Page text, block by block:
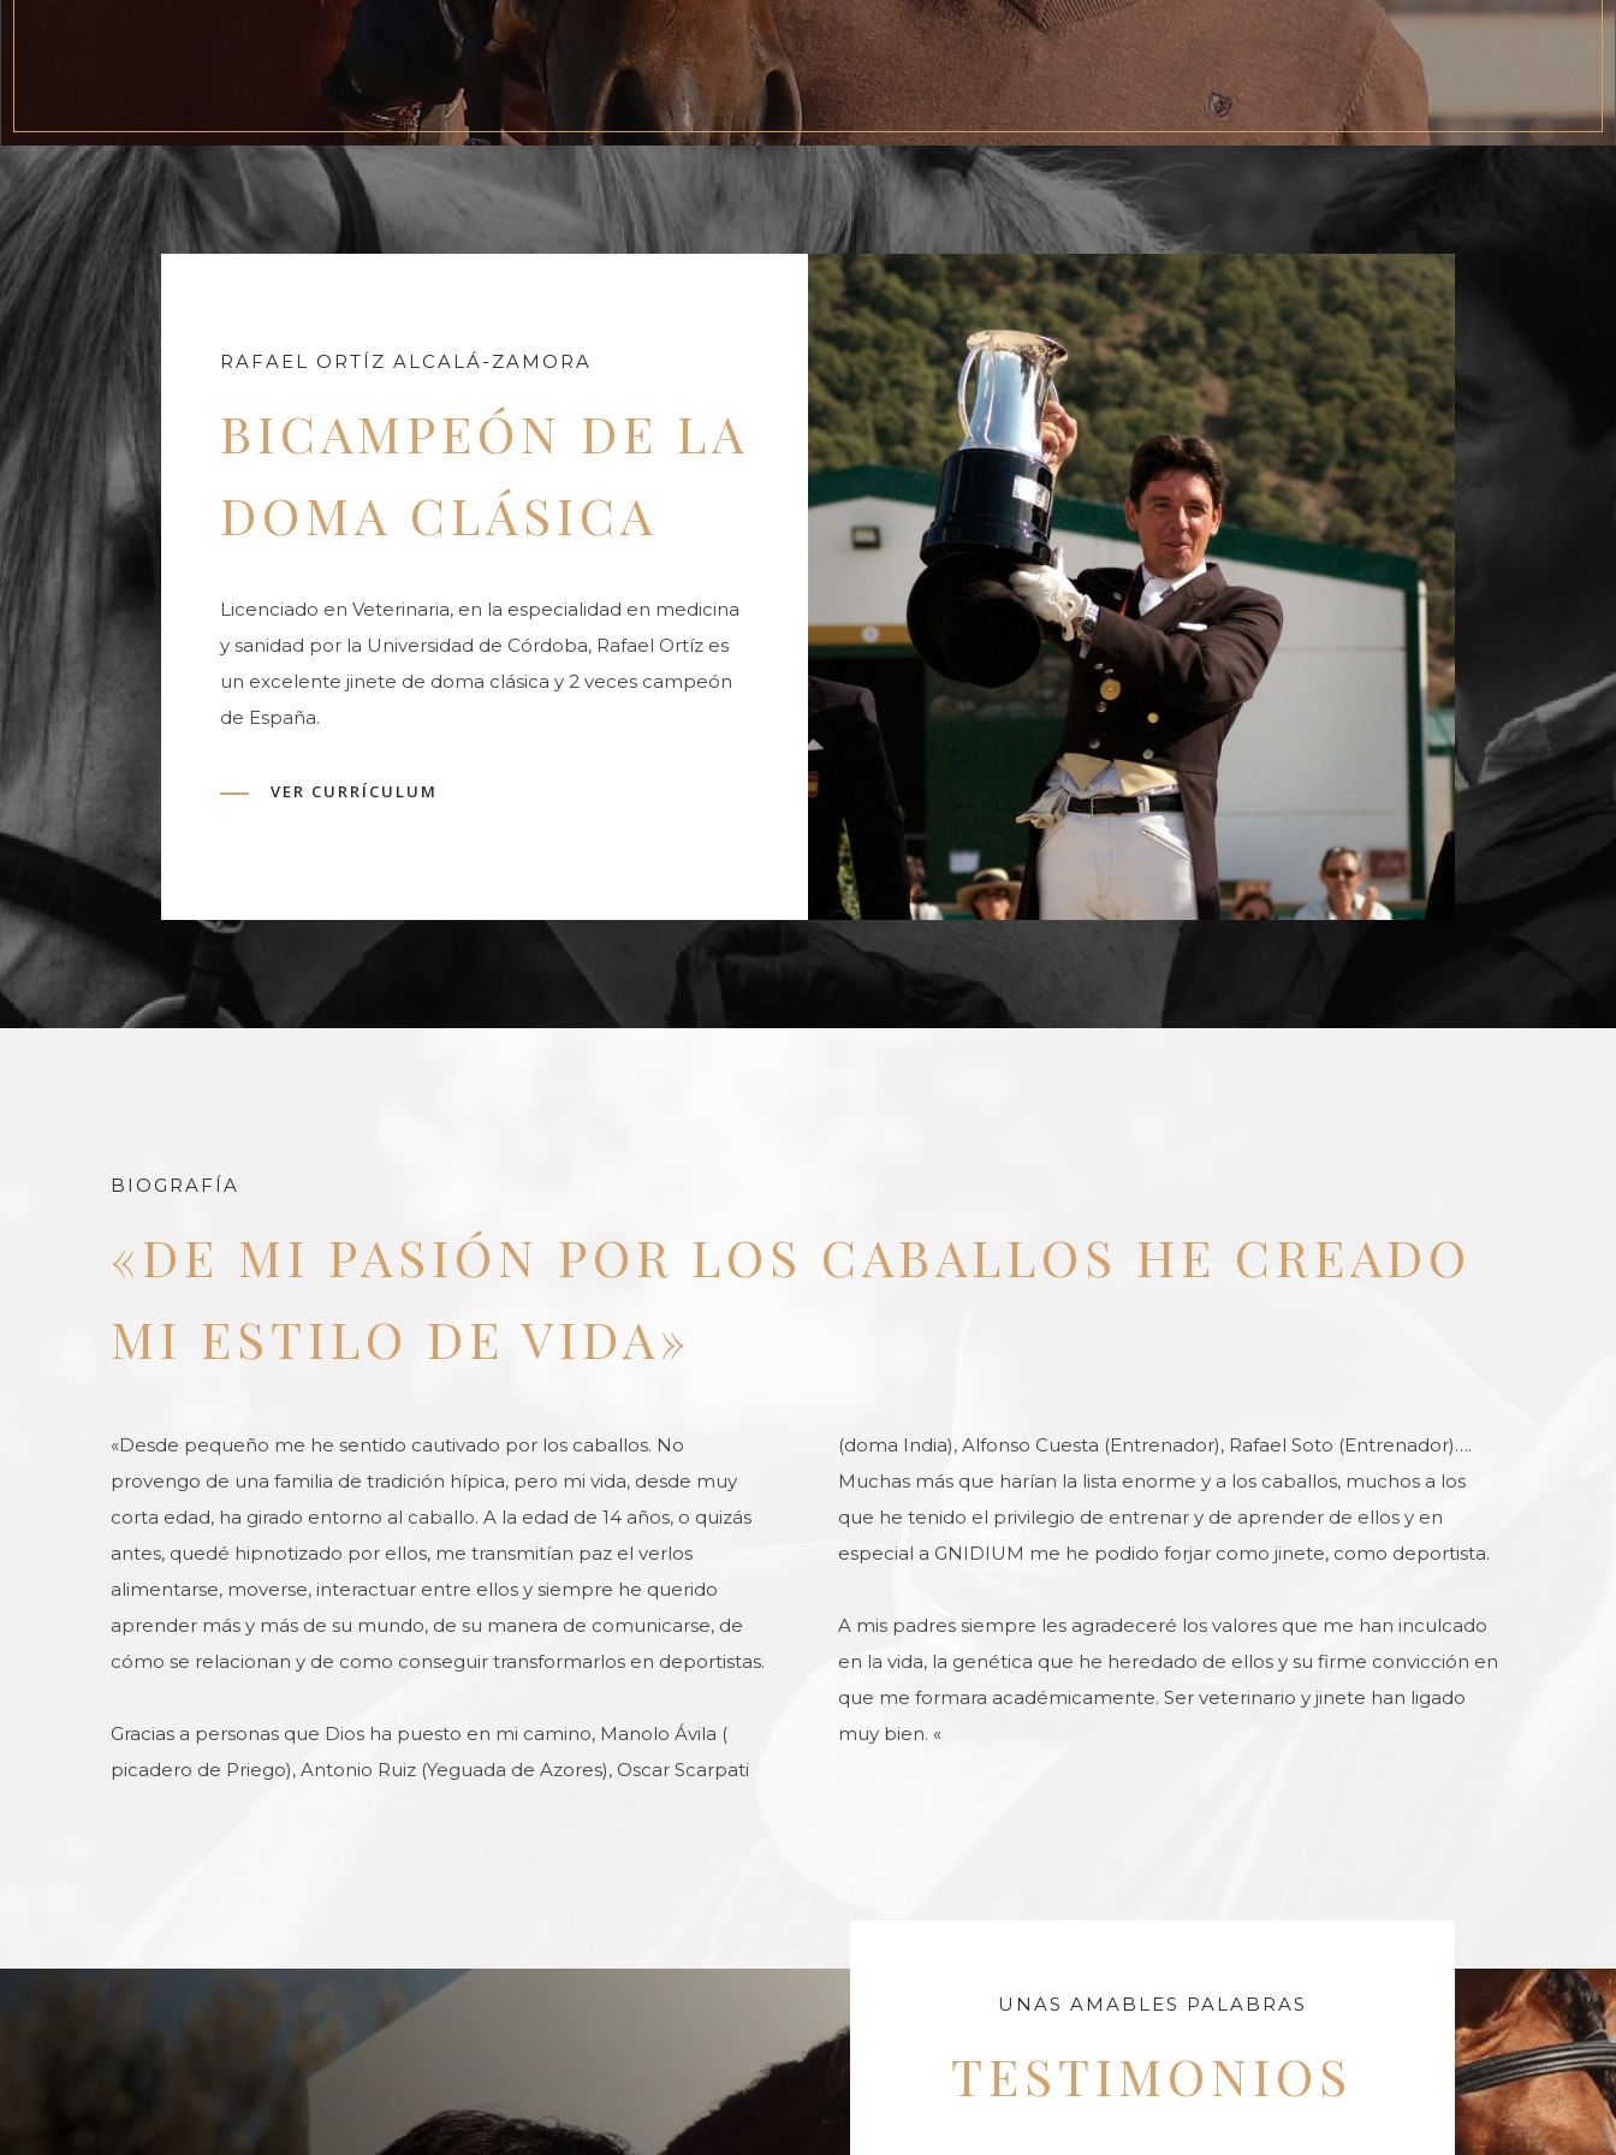
FORMACIÓN
VETERINARIO
EVENTOS Y NOTICIAS
CONTACTO
RAFAEL ORTÍZ ALCALÁ-ZAMORA
BICAMPEÓN DE LA
DOMA CLÁSICA
Licenciado en Veterinaria, en la especialidad en medicina
y sanidad por la Universidad de Córdoba, Rafael Ortíz es
un excelente jinete de doma clásica y 2 veces campeón
de España.
VER CURRÍCULUM
BIOGRAFÍA
«DE MI PASIÓN POR LOS CABALLOS HE CREADO
MI ESTILO DE VIDA»
«Desde pequeño me he sentido cautivado por los caballos. No
provengo de una familia de tradición hípica, pero mi vida, desde muy
corta edad, ha girado entorno al caballo. A la edad de 14 años, o quizás
antes, quedé hipnotizado por ellos, me transmitían paz el verlos
alimentarse, moverse, interactuar entre ellos y siempre he querido
aprender más y más de su mundo, de su manera de comunicarse, de
cómo se relacionan y de como conseguir transformarlos en deportistas.
Gracias a personas que Dios ha puesto en mi camino, Manolo Ávila (
picadero de Priego), Antonio Ruiz (Yeguada de Azores), Oscar Scarpati
(doma India), Alfonso Cuesta (Entrenador), Rafael Soto (Entrenador)….
Muchas más que harían la lista enorme y a los caballos, muchos a los
que he tenido el privilegio de entrenar y de aprender de ellos y en
especial a GNIDIUM me he podido forjar como jinete, como deportista.
A mis padres siempre les agradeceré los valores que me han inculcado
en la vida, la genética que he heredado de ellos y su firme convicción en
que me formara académicamente. Ser veterinario y jinete han ligado
muy bien. «
UNAS AMABLES PALABRAS
TESTIMONIOS